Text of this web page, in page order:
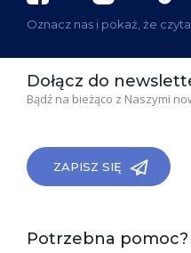
Oznacz nas i pokaż, że
Dołącz do
Bądź na bieżąco z Naszymi
ZAPISZ SIĘ
Potrzebna pomoc?